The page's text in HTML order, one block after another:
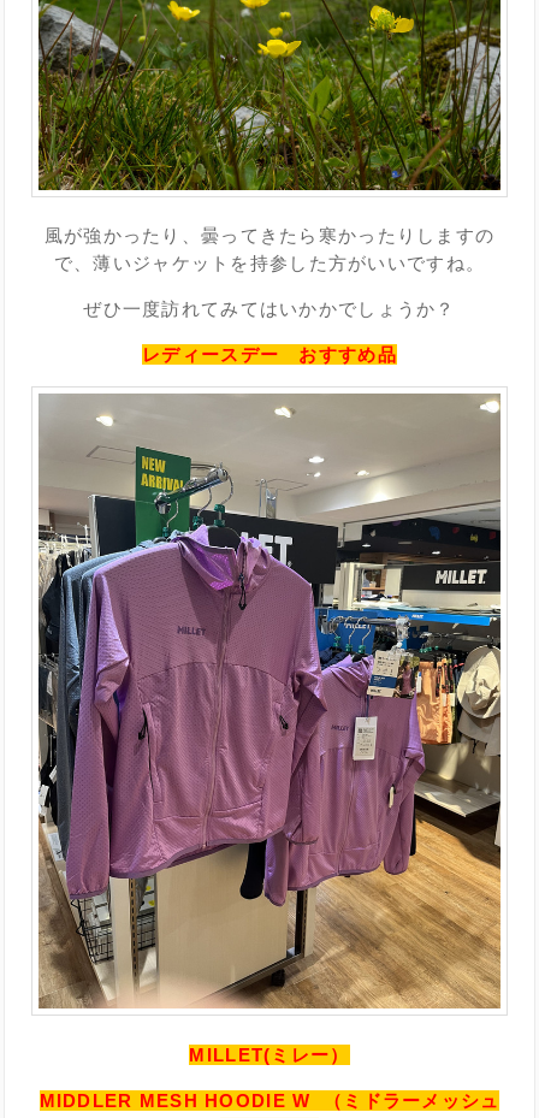
風が強かったり、曇ってきたら寒かったりしますの
で、薄いジャケットを持参した方がいいですね。
ぜひ一度訪れてみてはいかかでしょうか？
レディースデー おすすめ品
MILLET(ミレー）
MIDDLER MESH HOODIE W （ミドラーメッシュ